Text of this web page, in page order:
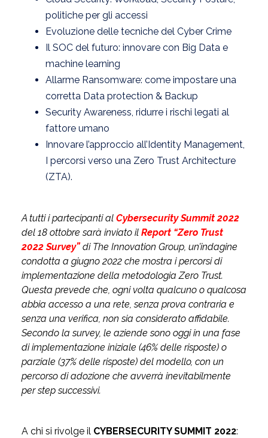
politiche per gli accessi
Evoluzione delle tecniche del Cyber Crime
Il SOC del futuro: innovare con Big Data e
machine learning
Allarme Ransomware: come impostare una
corretta Data protection & Backup
Security Awareness, ridurre i rischi legati al
fattore umano
Innovare l’approccio all’Identity Management,
I percorsi verso una Zero Trust Architecture
(ZTA).
A tutti i partecipanti al Cybersecurity Summit 2022
del 18 ottobre sarà inviato il Report “Zero Trust
2022 Survey” di The Innovation Group, un’indagine
condotta a giugno 2022 che mostra i percorsi di
implementazione della metodologia Zero Trust.
Questa prevede che, ogni volta qualcuno o qualcosa
abbia accesso a una rete, senza prova contraria e
senza una verifica, non sia considerato affidabile.
Secondo la survey, le aziende sono oggi in una fase
di implementazione iniziale (46% delle risposte) o
parziale (37% delle risposte) del modello, con un
percorso di adozione che avverrà inevitabilmente
per step successivi.
A chi si rivolge il CYBERSECURITY SUMMIT 2022: